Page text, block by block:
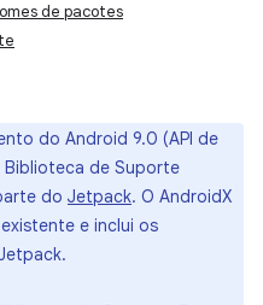
de pacotes
do Android 9.0 (API de
Biblioteca de Suporte
do Jetpack. O AndroidX
e inclui os